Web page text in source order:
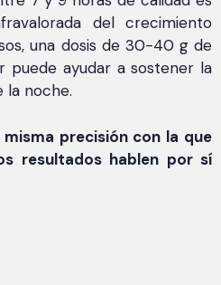
del crecimiento
una dosis de 30-40 g de
puede ayudar a sostener la
la noche.
precisión con la que
resultados hablen por sí